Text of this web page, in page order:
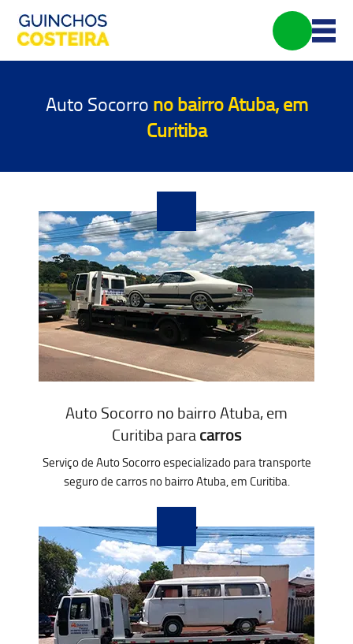
Auto Socorro no bairro Atuba, em
Curitiba
Auto Socorro no bairro Atuba, em
Curitiba paracarros
Serviço de Auto Socorro especializado para transporte
seguro de carros no bairro Atuba, em Curitiba.